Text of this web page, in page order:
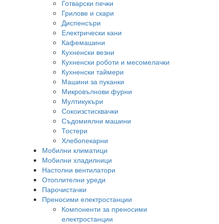
Готварски печки
Грилове и скари
Диспенсъри
Електрически кани
Кафемашини
Кухненски везни
Кухненски роботи и месомелачки
Кухненски таймери
Машини за пуканки
Микровълнови фурни
Мултикукъри
Сокоизстисквачки
Съдомиялни машини
Тостери
Хлебопекарни
Мобилни климатици
Мобилни хладилници
Настолни вентилатори
Отоплителни уреди
Парочистачки
Преносими електростанции
Компоненти за преносими
електростанции